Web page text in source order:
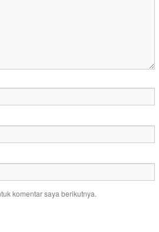
komentar saya berikutnya.